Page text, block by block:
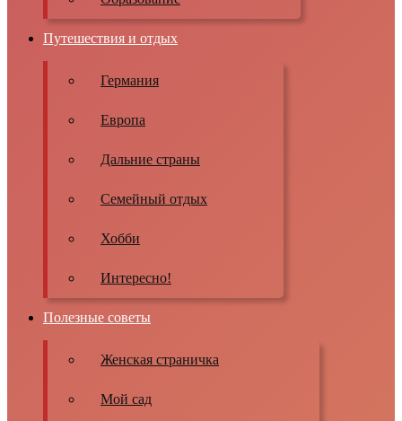
Путешествия и отдых
Германия
Европа
Дальние страны
Семейный отдых
Хобби
Интересно!
Полезные советы
Женская страничка
Мой сад